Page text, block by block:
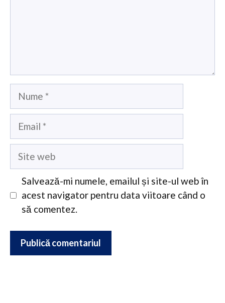
Nume
Email
Site
Salvează-mi numele, emailul și site-ul web în
acest navigator pentru data viitoare când o
să comentez.